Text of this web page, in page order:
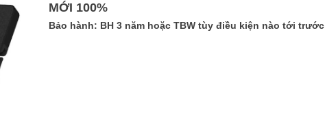
MỚI 100%
Bảo hành: BH 3 năm hoặc TBW tùy điều kiện nào tới trước